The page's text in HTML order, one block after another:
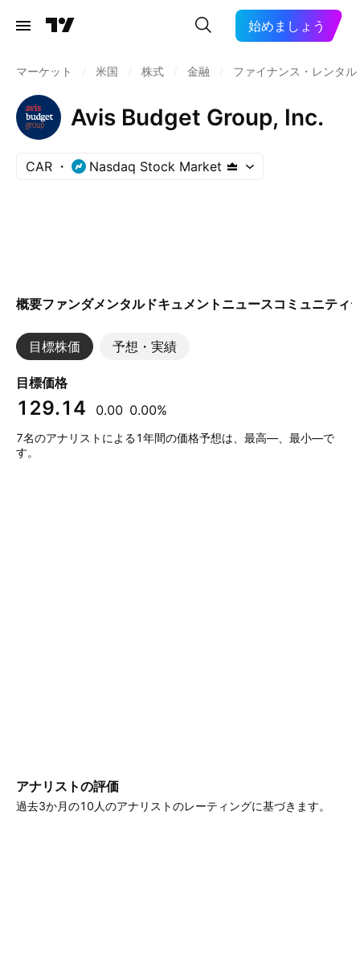
始めましょう
マーケット 米国 株式 金融 ファイナンス・レンタ
Avis Budget Group, Inc.
CAR Nasdaq Stock Market
概要ファンダメンタルドキュメント ニュースコミュニティ
目標株価 予想・実績
目標価格
129.14 0.00 0.00%
7名のアナリストによる1年間の価格予想は、最高—、最小—で
す。
アナリストの評価
過去3か月の10人のアナリストのレーティングに基づきます。